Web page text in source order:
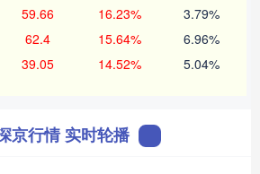
59.66 16.23% 3.79%
62.4 15.64% 6.96%
39.05 14.52% 5.04%
京行情 实时轮播